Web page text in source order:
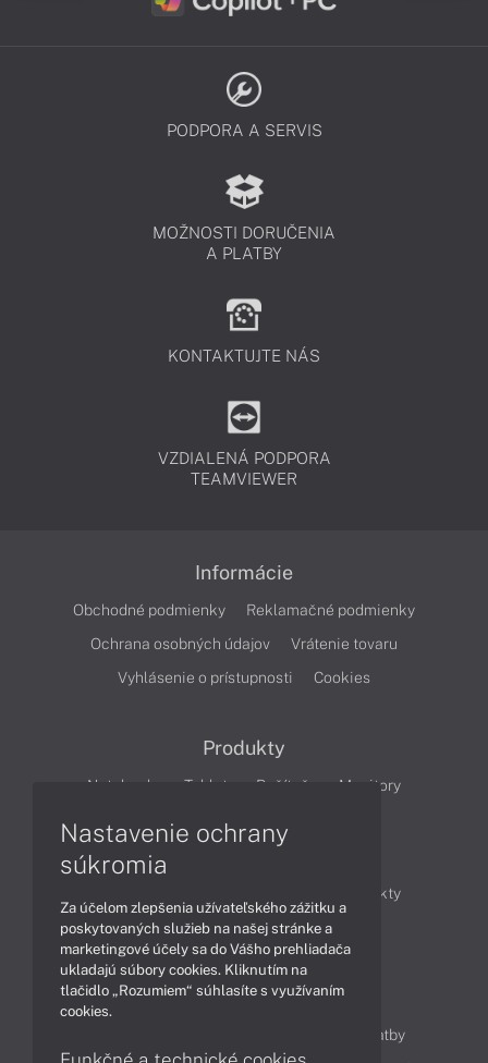
PODPORA A SERVIS
MOŽNOSTI DORUČENIA
A PLATBY
KONTAKTUJTE NÁS
VZDIALENÁ PODPORA
TEAMVIEWER
Informácie
Obchodné podmienky
Reklamačné podmienky
Ochrana osobných údajov
Vrátenie tovaru
Vyhlásenie o prístupnosti
Cookies
Produkty
Notebooky Tablety Počítače Monitory
Produkty
Technológie
Videá
Obsah
Možnosti doručenia a platby
Nastavenie ochrany
súkromia
Za účelom zlepšenia užívateľského zážitku a
poskytovaných služieb na našej stránke a
marketingové účely sa do Vášho prehliadača
ukladajú súbory cookies. Kliknutím na
tlačidlo „Rozumiem“ súhlasíte s využívaním
cookies.